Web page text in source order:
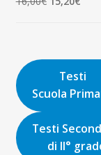
9,00€.8,55€.
16,00€.
Testi
Scuola
Testi
di II°